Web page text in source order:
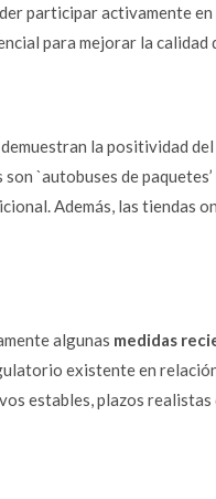
participar activamente
para mejorar la calidad
la positividad
`autobuses de
Además, las tiendas
algunas medidas
existente en
estables, plazos